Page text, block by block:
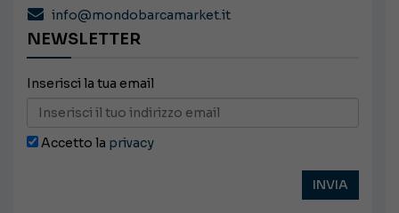
info@mondobarcamarket.it
NEWSLETTER
Inserisci la tua email
Accetto la privacy